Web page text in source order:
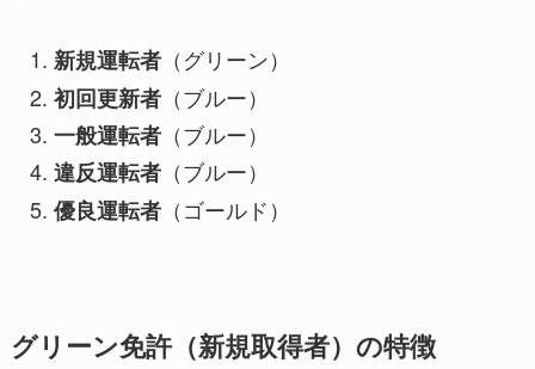
新規運転者（グリーン）
初回更新者（ブルー）
一般運転者（ブルー）
違反運転者（ブルー）
優良運転者（ゴールド）
グリーン免許（新規取得者）の特徴